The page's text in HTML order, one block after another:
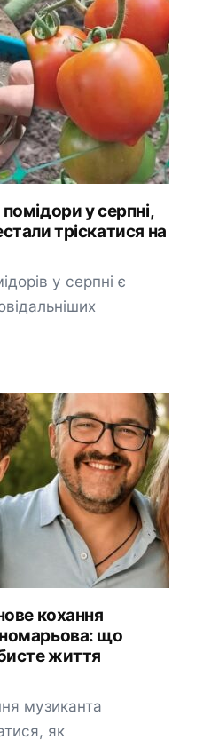
у серпні,
тріскатися на
у серпні є
кохання
що
життя
музиканта
як